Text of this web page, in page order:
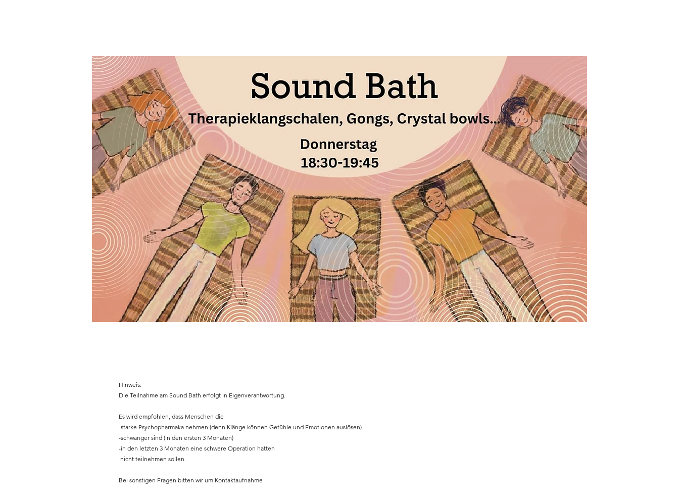
Hinweis:
Die Teilnahme am Sound Bath erfolgt in Eigenverantwortung.
Es wird empfohlen, dass Menschen die
-starke Psychopharmaka nehmen (denn Klänge können Gefühle und Emotionen auslösen)
-schwanger sind (in den ersten 3 Monaten)
-in den letzten 3 Monaten eine schwere Operation hatten
nicht teilnehmen sollen.
Bei sonstigen Fragen bitten wir um Kontaktaufnahme